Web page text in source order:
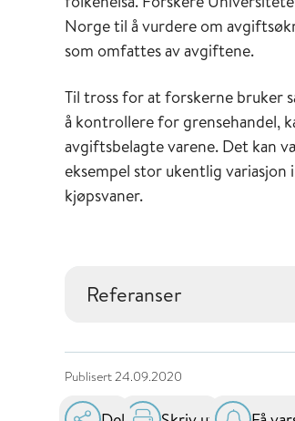
Norge til å vurdere om
som omfattes av avgiftene.
Til tross for at forskerne bruker
å kontrollere for grensehandel,
avgiftsbelagte varene. Det kan
eksempel stor ukentlig
kjøpsvaner.
Referanser
Publisert24.09.2020